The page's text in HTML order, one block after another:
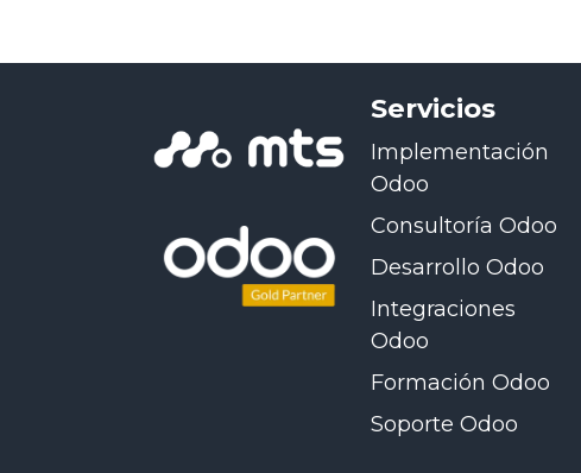
Servicios
Implementación
Odoo
Consultoría Odoo
Desarrollo Odoo
Integraciones
Odoo
Formación Odoo
Soporte Odoo